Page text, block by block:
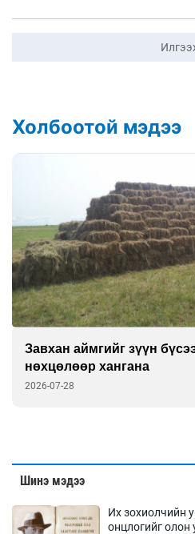
Холбоотой мэдээ
Завхан аймгийг зүүн
нөхцөлөөр хангана
2026-07-28
Шинэ мэдээ
Их зохиолчийн
онцлогийг олон